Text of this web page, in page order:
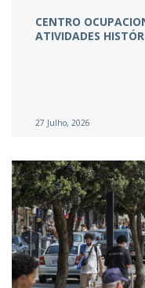
CENTRO
ATIVIDADES
27 Julho, 2026